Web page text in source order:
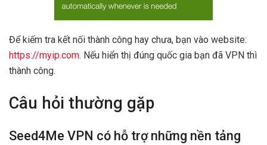
Để kiếm tra kết nối thành công hay chưa, bạn vào website:
https://myip.com. Nếu hiển thị đúng quốc gia bạn đã VPN thì
thành công.
Câu hỏi thường gặp
Seed4Me VPN có hỗ trợ những nền tảng